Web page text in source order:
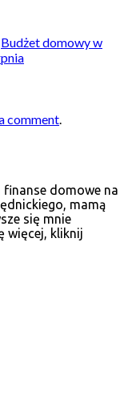
Budżet domowy w
comment
finanse domowe na
mamą
się mnie
więcej, kliknij